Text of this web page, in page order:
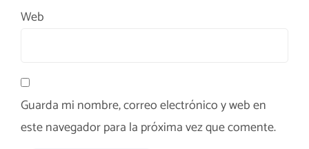
Web
Guarda mi nombre, correo electrónico y web en
este navegador para la próxima vez que comente.